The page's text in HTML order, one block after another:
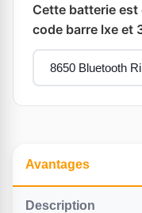
Cette batterie
code barre lxe et
Avantages
Description